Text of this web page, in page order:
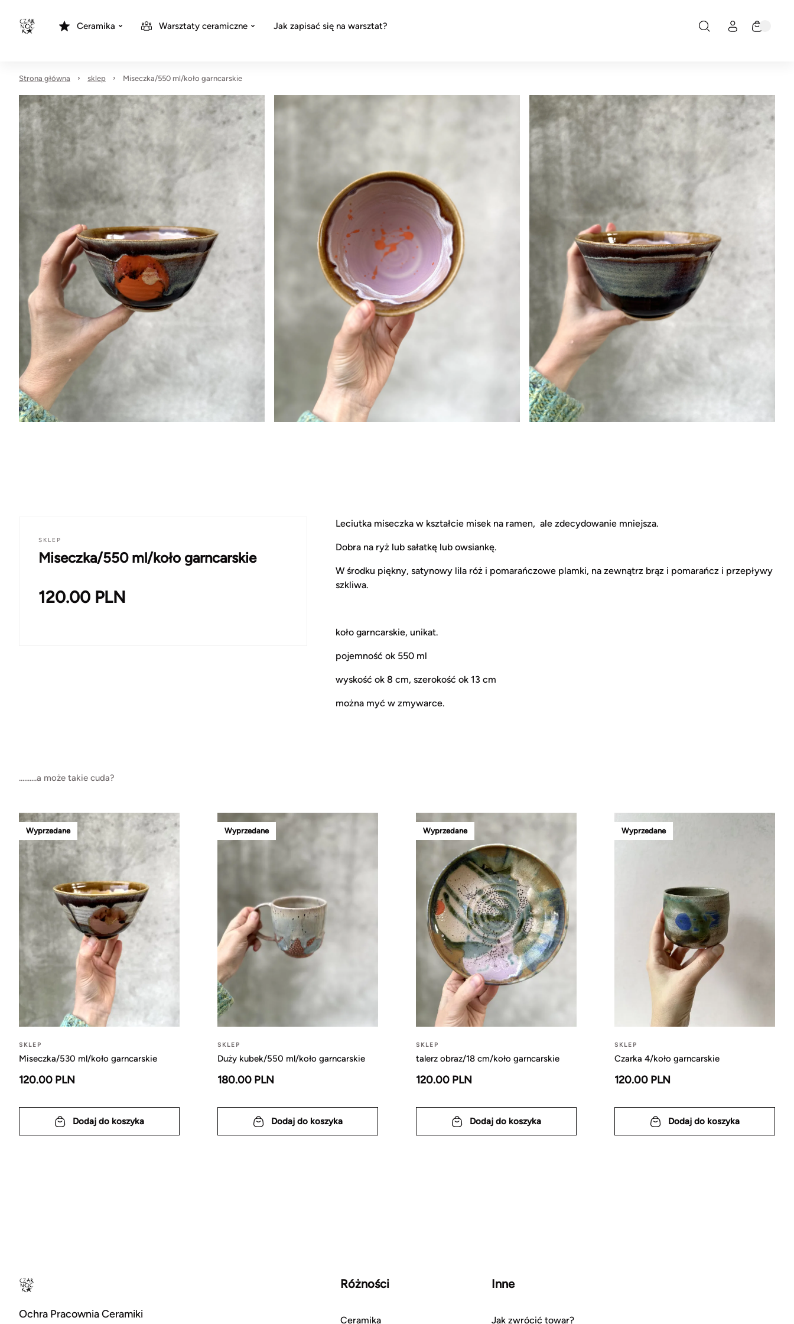
Ceramika Warsztaty ceramiczne Jak zapisać się na warsztat?
Strona główna sklep Miseczka/550 ml/koło garncarskie
SKLEP
Miseczka/550 ml/koło garncarskie
120.00 PLN
Leciutka miseczka w kształcie misek na ramen, ale zdecydowanie mniejsza.
Dobra na ryż lub sałatkę lub owsiankę.
W środku piękny, satynowy lila róż i pomarańczowe plamki, na zewnątrz brąz i pomarańcz i przepływy
szkliwa.
koło garncarskie, unikat.
pojemność ok 550 ml
wyskość ok 8 cm, szerokość ok 13 cm
można myć w zmywarce.
..........a może takie cuda?
Wyprzedane
SKLEP
Miseczka/530 ml/koło garncarskie
120.00 PLN
Dodaj do koszyka
Wyprzedane
SKLEP
Duży kubek/550 ml/koło garncarskie
180.00 PLN
Dodaj do koszyka
Wyprzedane
SKLEP
talerz obraz/18 cm/koło garncarskie
120.00 PLN
Dodaj do koszyka
Wyprzedane
SKLEP
Czarka 4/koło garncarskie
120.00 PLN
Dodaj do koszyka
Ochra Pracownia Ceramiki
Różności
Ceramika
Inne
Jak zwrócić towar?